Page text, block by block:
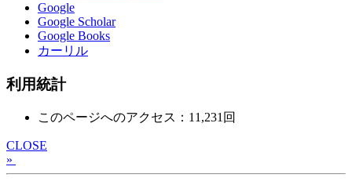
Google
Google Scholar
Google Books
カーリル
利用統計
このページへのアクセス：11,231回
CLOSE
»